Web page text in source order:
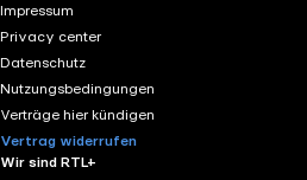
Impressum
Privacy center
Datenschutz
Nutzungsbedingungen
Verträge hier kündigen
Vertrag widerrufen
Wir sind RTL+